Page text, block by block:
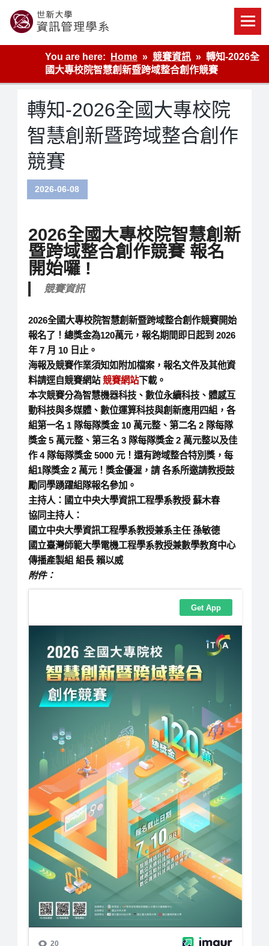
content
世新大學資管系網站
You are here:
Home 競賽資訊
轉知-2026全
國大專校院智慧創新暨跨域整合創作競賽
轉知-2026全國大專校院
智慧創新暨跨域整合創作
競賽
2026-06-08
2026全國大專校院智慧創新
暨跨域整合創作競賽 報名
開始囉 !
競賽資訊
2026全國大專校院智慧創新暨跨域整合創作競賽開始
報名了！ 總獎金為120萬元，報名期間即日起到 2026
年 7 月 10 日止。
海報及競賽作業須知如附加檔案， 報名文件及其他資
料請逕自競賽網站 競賽網站下載。
本次競賽分為智慧機器科技、數位永續科技、 體感互
動科技與多媒體、數位運算科技與創新應用四組，各
組第一名 1 隊每隊獎金 10 萬元整、第二名 2 隊每隊
獎金 5 萬元整、第三名 3 隊每隊獎金 2 萬元整以及佳
作 4 隊每隊獎金 5000 元！還有跨域整合特別獎，每
組1隊獎金 2 萬元！獎金優渥，請 各系所邀請教授鼓
勵同學踴躍組隊報名參加。
主持人：國立中央大學資訊工程學系教授蘇木春
協同主持人：
國立中央大學資訊工程學系教授兼系主任孫敏德
國立臺灣師範大學電機工程學系教授兼數學教育中心
傳播產製組 組長賴以威
附件：